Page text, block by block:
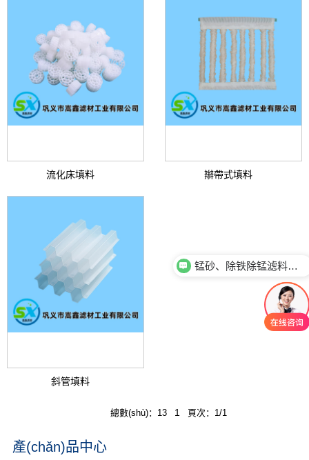
流化床填料 辮帶式填料
斜管填料
總數(shù)：13 1 頁次：1/1
產(chǎn)品中心
锰砂、除铁除锰滤料性能用途有哪些？